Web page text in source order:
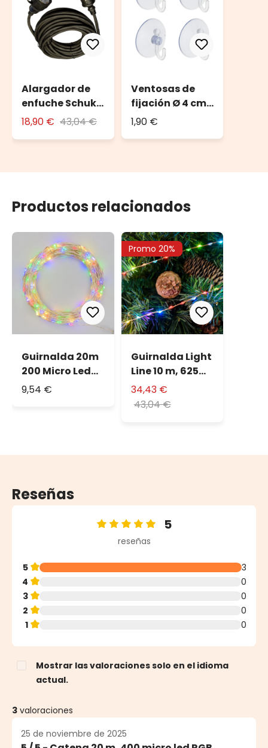
Alargador de
enfuche Schuko
10 m
18,90 € 43,04 €
Ventosas de
fijación Ø 4 cm
(set de 4)
1,90 €
Productos relacionados
Guirnalda 20m
200 Micro Led
de colores
9,54 €
Promo 20%
Guirnalda Light
Line 10 m, 625
microled RGB
MultiFlash
34,43 €
43,04 €
Reseñas
Calificación promedio de 5 de 5 estrellas
5
reseñas
5
3
4
0
3
0
2
0
1
0
Mostrar las valoraciones solo en el idioma
actual.
3 valoraciones
25 de noviembre de 2025